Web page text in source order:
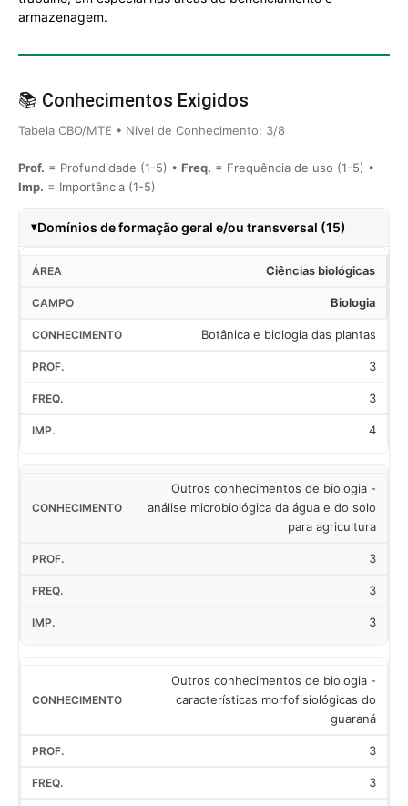
armazenagem.
📚 Conhecimentos Exigidos
Tabela CBO/MTE • Nível de Conhecimento: 3/8
Prof. = Profundidade (1-5) • Freq. = Frequência de uso (1-5) •
Imp. = Importância (1-5)
Domínios de formação geral e/ou transversal (15)
Ciências biológicas
Biologia
Botânica e biologia das plantas
3
3
4
Outros conhecimentos de biologia -
análise microbiológica da água e do solo
para agricultura
3
3
3
Outros conhecimentos de biologia -
características morfofisiológicas do
guaraná
3
3